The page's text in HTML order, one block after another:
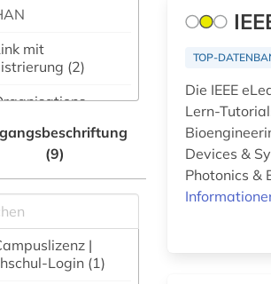
(32)
und
(102)
(1)
und
(1)
(1)
mit
(2)
(8)
vor Ort
(9)
|
Login (1)
TOP-
Die IEEE
Lern-
Devices &
Photonics &